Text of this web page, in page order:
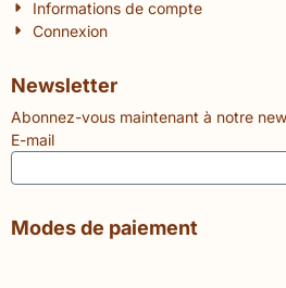
Informations de compte
Connexion
Newsletter
Abonnez-vous maintenant à notre
E-mail
Modes de paiement